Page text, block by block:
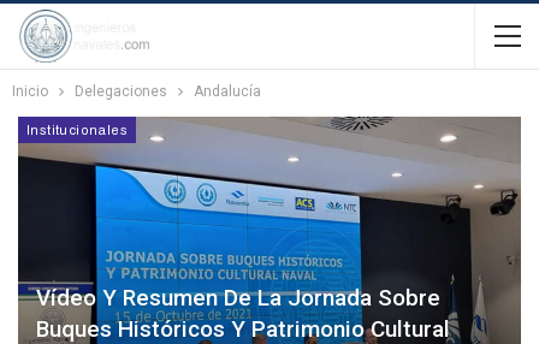
Inicio Delegaciones Andalucía
Institucionales
Vídeo Y Resumen De La Jornada Sobre
Buques Históricos Y Patrimonio Cultural